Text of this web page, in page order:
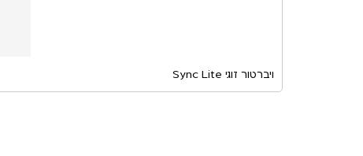
ויברטור זוגי Sync Lite